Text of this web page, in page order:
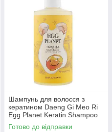
Шампунь для волосся з
кератином Daeng Gi Meo Ri
Egg Planet Keratin Shampoo
700ml
Готово до відправки